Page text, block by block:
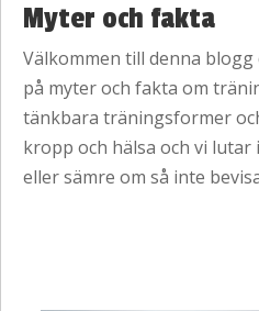
Myter och fakta
Välkommen till denna
på myter och fakta om
tänkbara träningsformer
kropp och hälsa och vi
eller sämre om så inte